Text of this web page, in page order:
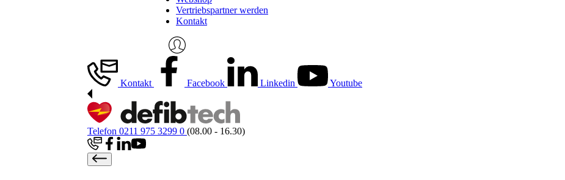
Vertriebspartner werden
Kontakt
Kontakt Facebook Linkedin Youtube
Telefon 0211 975 3299 0 (08.00 - 16.30)